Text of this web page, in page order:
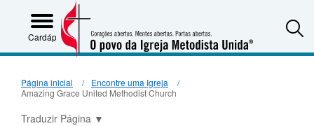
Cardápio
Página inicial
Encontre uma Igreja
Amazing Grace United Methodist Church
Traduzir Página ▼